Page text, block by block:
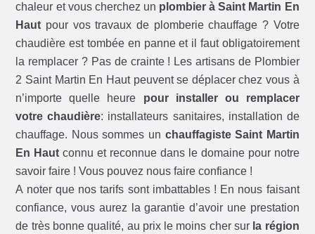
chaleur et vous cherchez un plombier à Saint Martin En
Haut pour vos travaux de plomberie chauffage ? Votre
chaudière est tombée en panne et il faut obligatoirement
la remplacer ? Pas de crainte ! Les artisans de Plombier
2 Saint Martin En Haut peuvent se déplacer chez vous à
n’importe quelle heure pour installer ou remplacer
votre chaudière: installateurs sanitaires, installation de
chauffage. Nous sommes un chauffagiste Saint Martin
En Haut connu et reconnue dans le domaine pour notre
savoir faire ! Vous pouvez nous faire confiance !
A noter que nos tarifs sont imbattables ! En nous faisant
confiance, vous aurez la garantie d’avoir une prestation
de très bonne qualité, au prix le moins cher sur la région